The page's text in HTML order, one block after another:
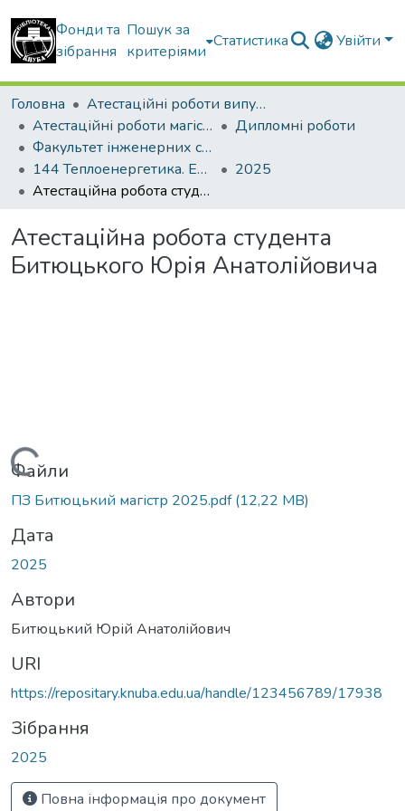
Фонди та
зібрання
Пошук за
критеріями
Статистика Увійти
Головна
Атестаційні роботи випускників
Атестаційні роботи магістрів
Дипломні роботи
Факультет інженерних систем та екології
144 Теплоенергетика. Енергетичний менеджмент, енергоефективні муніципальні та промислові теплові технології
2025
Атестаційна робота студента Битюцького Юрія Анатолійовича
Атестаційна робота студента
Битюцького Юрія Анатолійовича
Вантажиться...
Файли
ПЗ Битюцький магістр 2025.pdf(12,22 MB)
Дата
2025
Автори
Битюцький Юрій Анатолійович
URI
https://repositary.knuba.edu.ua/handle/123456789/17938
Зібрання
2025
Повна інформація про документ